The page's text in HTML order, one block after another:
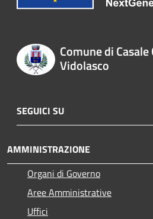
Comune di
Vidolasco
SEGUICI SU
AMMINISTRAZIONE
Organi di Governo
Aree Amministrative
Uffici